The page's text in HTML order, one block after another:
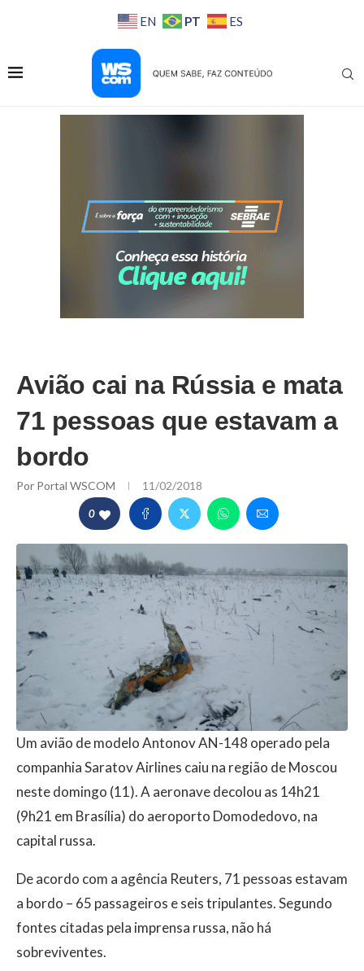
EN PT ES
Avião cai na Rússia e mata
71 pessoas que estavam a
bordo
Por Portal WSCOM 11/02/2018
0
Um avião de modelo Antonov AN-148 operado pela
companhia Saratov Airlines caiu na região de Moscou
neste domingo (11). A aeronave decolou as 14h21
(9h21 em Brasília) do aeroporto Domodedovo, na
capital russa.
De acordo com a agência Reuters, 71 pessoas estavam
a bordo – 65 passageiros e seis tripulantes. Segundo
fontes citadas pela imprensa russa, não há
sobreviventes.